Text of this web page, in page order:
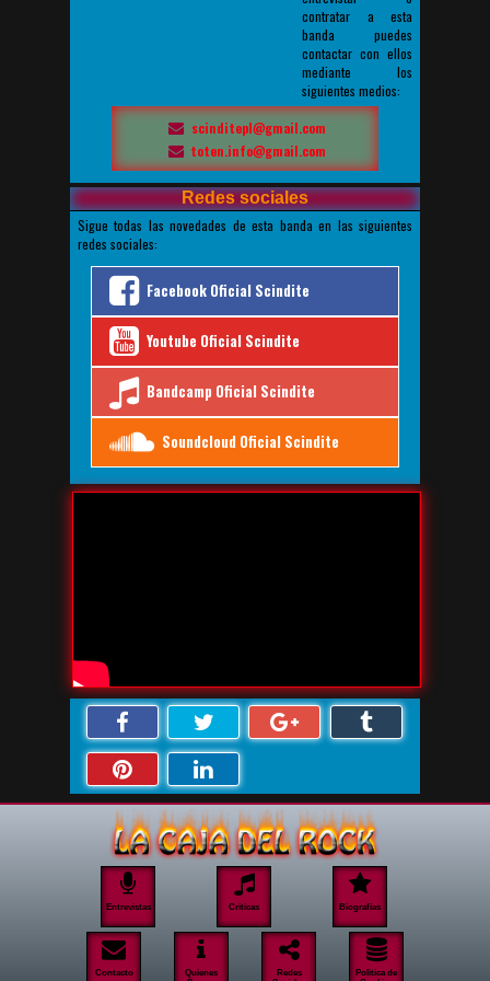
contratar a esta
banda puedes
contactar con ellos
mediante los
siguientes medios:
scinditepl@gmail.com
toten.info@gmail.com
Redes sociales
Sigue todas las novedades de esta banda en las siguientes
redes sociales:
Facebook Oficial Scindite
Youtube Oficial Scindite
Bandcamp Oficial Scindite
Soundcloud Oficial Scindite
Entrevistas Criticas Biografías
Contacto
Quienes
Redes
Politica de